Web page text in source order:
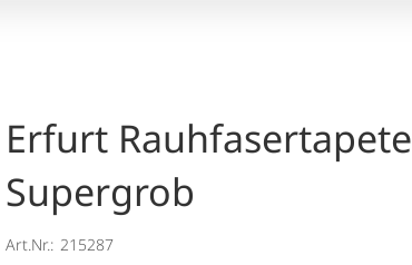
Erfurt Rauhfasertapete
Supergrob
Art.Nr.: 215287